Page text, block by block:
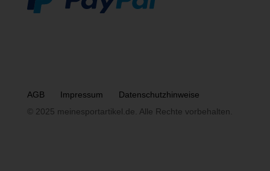
AGB Impressum
Datenschutzhinweise
© 2025 meinesportartikel.de. Alle Rechte vorbehalten.